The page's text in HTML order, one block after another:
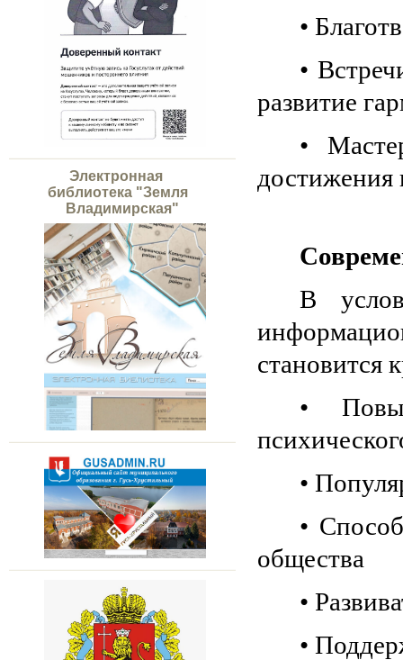
Электронная
библиотека "Земля
Владимирская"
•
•
развитие
•
достижения
В
становится
•
•
•
общества
•
•